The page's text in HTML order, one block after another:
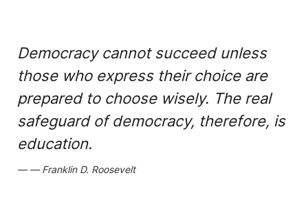
Democracy cannot succeed unless
those who express their choice are
prepared to choose wisely. The real
safeguard of democracy, therefore, is
education.
Franklin D. Roosevelt